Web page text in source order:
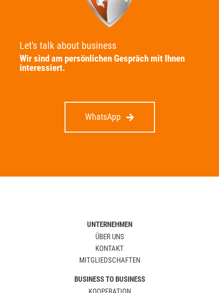
Let's talk about business
Wir sind am persönlichen Gespräch mit Ihnen
interessiert.
WhatsApp
UNTERNEHMEN
ÜBER UNS
KONTAKT
MITGLIEDSCHAFTEN
BUSINESS TO BUSINESS